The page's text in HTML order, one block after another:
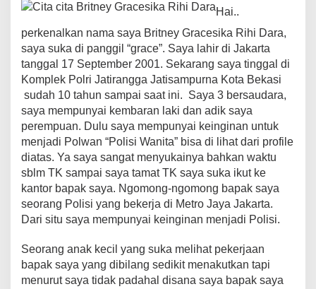
e
b
o
o
k
er
s
A
p
p
e
st
y
Li
n
k
gr
a
m
Hai..
perkenalkan nama saya Britney Gracesika Rihi Dara,
saya suka di panggil “grace”. Saya lahir di Jakarta
tanggal 17 September 2001. Sekarang saya tinggal di
Komplek Polri Jatirangga Jatisampurna Kota Bekasi
sudah 10 tahun sampai saat ini. Saya 3 bersaudara,
saya mempunyai kembaran laki dan adik saya
perempuan. Dulu saya mempunyai keinginan untuk
menjadi Polwan “Polisi Wanita” bisa di lihat dari profile
diatas. Ya saya sangat menyukainya bahkan waktu
sblm TK sampai saya tamat TK saya suka ikut ke
kantor bapak saya. Ngomong-ngomong bapak saya
seorang Polisi yang bekerja di Metro Jaya Jakarta.
Dari situ saya mempunyai keinginan menjadi Polisi.
Seorang anak kecil yang suka melihat pekerjaan
bapak saya yang dibilang sedikit menakutkan tapi
menurut saya tidak padahal disana saya bapak saya